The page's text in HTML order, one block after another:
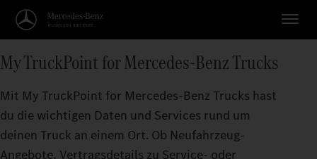
My TruckPoint for Mercedes‑Benz Trucks
Mit My TruckPoint for Mercedes‑Benz Trucks hast
du die wichtigen Daten und Services rund um
deinen Truck an einem Ort. Ob Neufahrzeug-
Angebote, Vertragsdetails zu Service- oder